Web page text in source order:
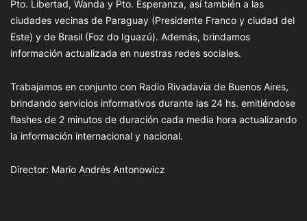
Pto. Libertad, Wanda y Pto. Esperanza, así también a las
ciudades vecinas de Paraguay (Presidente Franco y ciudad del
Este) y de Brasil (Foz do Iguazú). Además, brindamos
información actualizada en nuestras redes sociales.
Trabajamos en conjunto con Radio Rivadavia de Buenos Aires,
brindando servicios informativos durante las 24 hs. emitiéndose
flashes de 2 minutos de duración cada media hora actualizando
la información internacional y nacional.
Director: Mario Andrés Antonowicz